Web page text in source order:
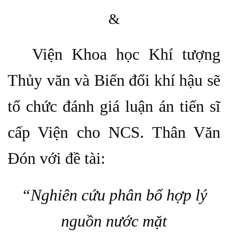
&
Viện Khoa học Khí tượng
Thủy văn và Biến đổi khí hậu sẽ
tổ chức đánh giá luận án tiến sĩ
cấp Viện cho NCS. Thân Văn
Đón với đề tài:
“Nghiên cứu phân bổ hợp lý
nguồn nước mặt